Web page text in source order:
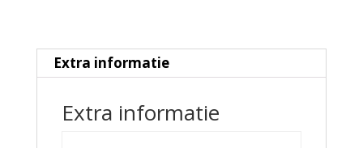
Extra informatie
Extra informatie